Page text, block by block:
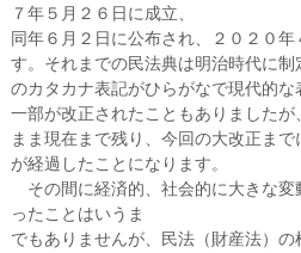
７年５月２６日に成立、
同年６月２日に公布され、２０２０
す。それまでの民法典は明治時代に
のカタカナ表記がひらがなで現代的
一部が改正されたこともありました
まま現在まで残り、今回の大改正ま
が経過したことになります。
その間に経済的、社会的に大きな変
ったことはいうま
でもありませんが、民法（財産法）